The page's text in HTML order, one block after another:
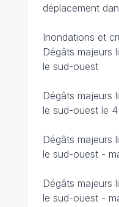
déplacement
Inondations et
Dégâts majeurs
le sud-ouest
Dégâts majeurs
le sud-ouest le
Dégâts majeurs
le sud-ouest -
Dégâts majeurs
le sud-ouest -